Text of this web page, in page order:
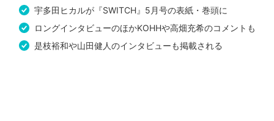
宇多田ヒカルが『SWITCH』5月号の表紙・巻頭に
ロングインタビューのほかKOHHや高畑充希のコメントも
是枝裕和や山田健人のインタビューも掲載される